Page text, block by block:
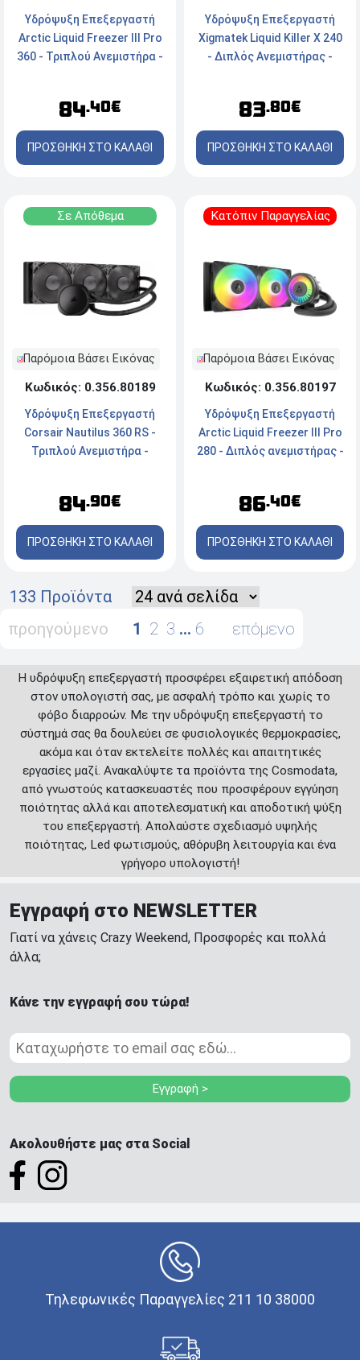
Υδρόψυξη Επεξεργαστή
Arctic Liquid Freezer III Pro
360 - Τριπλού Ανεμιστήρα -
84.40€
ΠΡΟΣΘΗΚΗ ΣΤΟ ΚΑΛΑΘΙ
Υδρόψυξη Επεξεργαστή
Xigmatek Liquid Killer X 240
- Διπλός Ανεμιστήρας -
83.80€
ΠΡΟΣΘΗΚΗ ΣΤΟ ΚΑΛΑΘΙ
Σε Απόθεμα
Παρόμοια Βάσει Εικόνας
Κωδικός: 0.356.80189
Υδρόψυξη Επεξεργαστή
Corsair Nautilus 360 RS -
Τριπλού Ανεμιστήρα -
84.90€
ΠΡΟΣΘΗΚΗ ΣΤΟ ΚΑΛΑΘΙ
Κατόπιν Παραγγελίας
Παρόμοια Βάσει Εικόνας
Κωδικός: 0.356.80197
Υδρόψυξη Επεξεργαστή
Arctic Liquid Freezer III Pro
280 - Διπλός ανεμιστήρας -
ARGB
86.40€
ΠΡΟΣΘΗΚΗ ΣΤΟ ΚΑΛΑΘΙ
133 Προϊόντα
προηγούμενο
1 2 3 … 6 επόμενο
Η υδρόψυξη επεξεργαστή προσφέρει εξαιρετική απόδοση
στον υπολογιστή σας, με ασφαλή τρόπο και χωρίς το
φόβο διαρροών. Με την υδρόψυξη επεξεργαστή το
σύστημά σας θα δουλεύει σε φυσιολογικές θερμοκρασίες,
ακόμα και όταν εκτελείτε πολλές και απαιτητικές
εργασίες μαζί. Ανακαλύψτε τα προϊόντα της Cosmodata,
από γνωστούς κατασκευαστές που προσφέρουν εγγύηση
ποιότητας αλλά και αποτελεσματική και αποδοτική ψύξη
του επεξεργαστή. Απολαύστε σχεδιασμό υψηλής
ποιότητας, Led φωτισμούς, αθόρυβη λειτουργία και ένα
γρήγορο υπολογιστή!
Εγγραφή στο NEWSLETTER
Γιατί να χάνεις Crazy Weekend, Προσφορές και πολλά
άλλα;
Κάνε την εγγραφή σου τώρα!
Εγγραφή >
Ακολουθήστε μας στα Social
Τηλεφωνικές Παραγγελίες 211 10 38000